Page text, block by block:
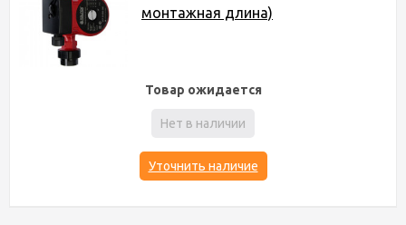
монтажная длина)
Товар ожидается
Нет в наличии
Уточнить наличие